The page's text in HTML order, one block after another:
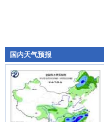
国内天气预报